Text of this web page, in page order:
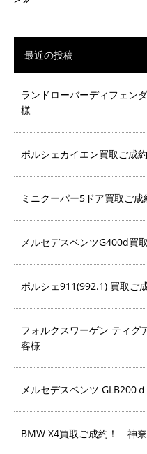
最近の投稿
ランドローバーディフェン
様
ポルシェカイエン買取ご成
ミニクーパー5ドア買取ご
メルセデスベンツG400d買
ポルシェ911(992.1) 買取
フォルクスワーゲン ティ
客様
メルセデスベンツ GLB200
BMW X4買取ご成約！ 神